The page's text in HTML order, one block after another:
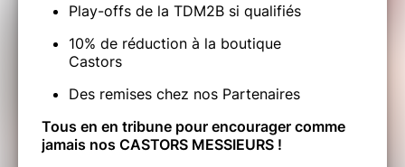
Play-offs de la TDM2B si qualifiés
10% de réduction à la boutique
Castors
Des remises chez nos Partenaires
Tous en en tribune pour encourager comme
jamais nos CASTORS MESSIEURS !